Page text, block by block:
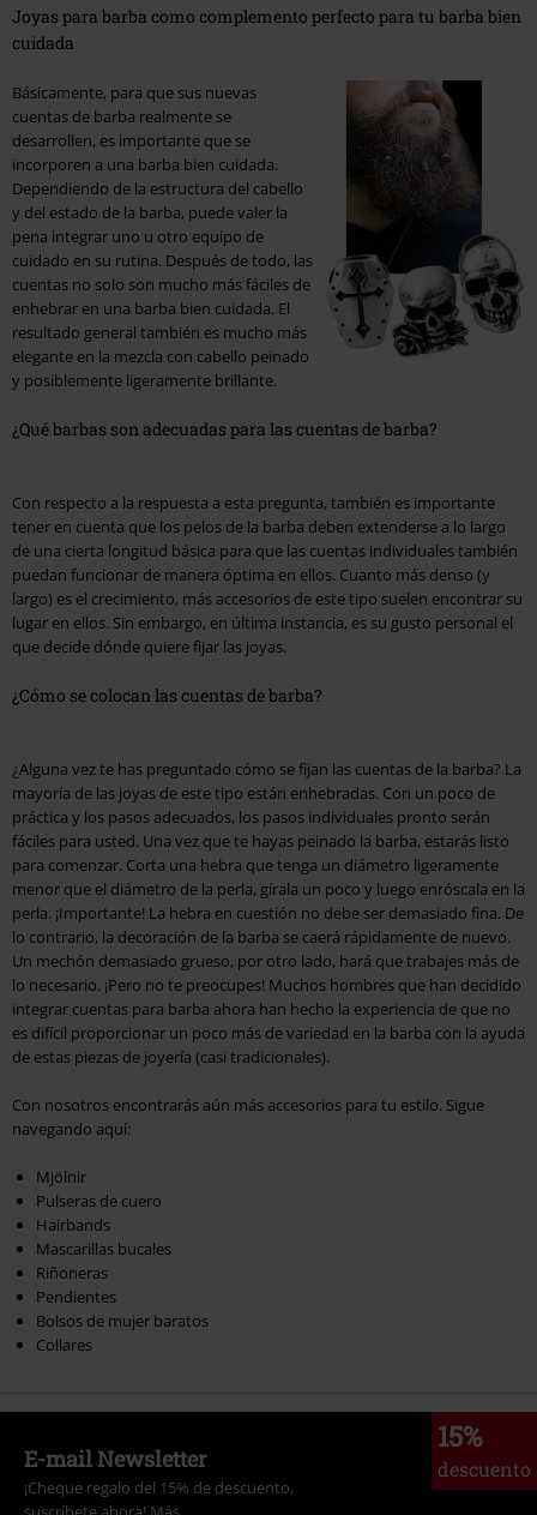
Joyas para barba como complemento perfecto para tu barba bien
cuidada
Básicamente, para que sus nuevas
cuentas de barba realmente se
desarrollen, es importante que se
incorporen a una barba bien cuidada.
Dependiendo de la estructura del cabello
y del estado de la barba, puede valer la
pena integrar uno u otro equipo de
cuidado en su rutina. Después de todo, las
cuentas no solo son mucho más fáciles de
enhebrar en una barba bien cuidada. El
resultado general también es mucho más
elegante en la mezcla con cabello peinado
y posiblemente ligeramente brillante.
¿Qué barbas son adecuadas para las cuentas de barba?
Con respecto a la respuesta a esta pregunta, también es importante
tener en cuenta que los pelos de la barba deben extenderse a lo largo
de una cierta longitud básica para que las cuentas individuales también
puedan funcionar de manera óptima en ellos. Cuanto más denso (y
largo) es el crecimiento, más accesorios de este tipo suelen encontrar su
lugar en ellos. Sin embargo, en última instancia, es su gusto personal el
que decide dónde quiere fijar las joyas.
¿Cómo se colocan las cuentas de barba?
¿Alguna vez te has preguntado cómo se fijan las cuentas de la barba? La
mayoría de las joyas de este tipo están enhebradas. Con un poco de
práctica y los pasos adecuados, los pasos individuales pronto serán
fáciles para usted. Una vez que te hayas peinado la barba, estarás listo
para comenzar. Corta una hebra que tenga un diámetro ligeramente
menor que el diámetro de la perla, gírala un poco y luego enróscala en la
perla. ¡Importante! La hebra en cuestión no debe ser demasiado fina. De
lo contrario, la decoración de la barba se caerá rápidamente de nuevo.
Un mechón demasiado grueso, por otro lado, hará que trabajes más de
lo necesario. ¡Pero no te preocupes! Muchos hombres que han decidido
integrar cuentas para barba ahora han hecho la experiencia de que no
es difícil proporcionar un poco más de variedad en la barba con la ayuda
de estas piezas de joyería (casi tradicionales).
Con nosotros encontrarás aún más accesorios para tu estilo. Sigue
navegando aquí:
Mjölnir
Pulseras de cuero
Hairbands
Mascarillas bucales
Riñoneras
Pendientes
Bolsos de mujer baratos
Collares
15%
descuento
E-mail Newsletter
¡Cheque regalo del 15% de descuento,